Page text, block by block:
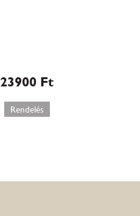
23900 Ft
Rendelés